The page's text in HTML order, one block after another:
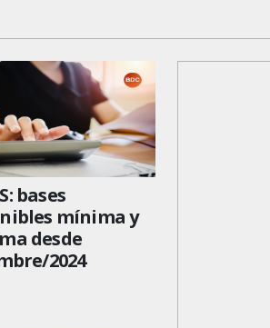
bases
mínima y
desde
2024